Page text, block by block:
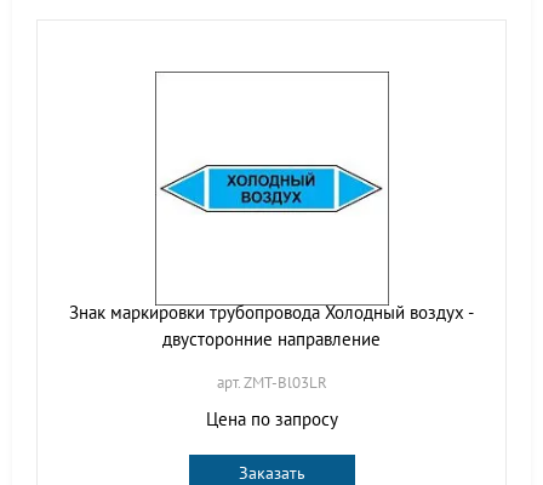
Знак маркировки трубопровода Холодный воздух -
двусторонние направление
арт. ZMT-Bl03LR
Цена по запросу
Заказать